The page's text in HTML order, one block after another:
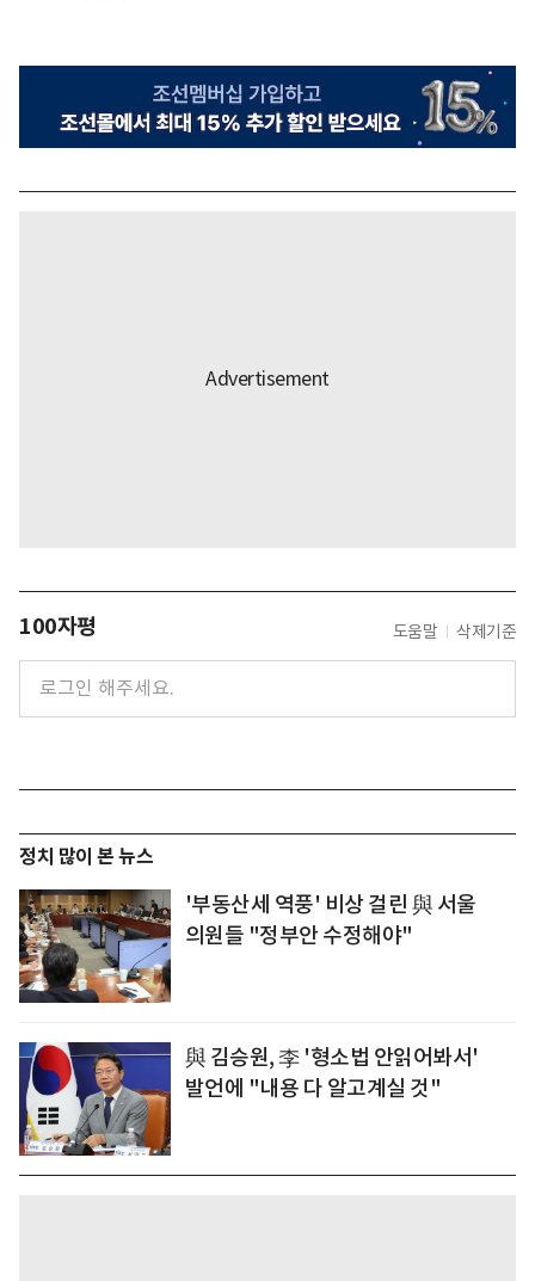
100자평 도움말 삭제기준
정치 많이 본 뉴스
'부동산세 역풍' 비상 걸린 與 서울
의원들 "정부안 수정해야"
與 김승원, 李 '형소법 안읽어봐서'
발언에 "내용 다 알고계실 것"